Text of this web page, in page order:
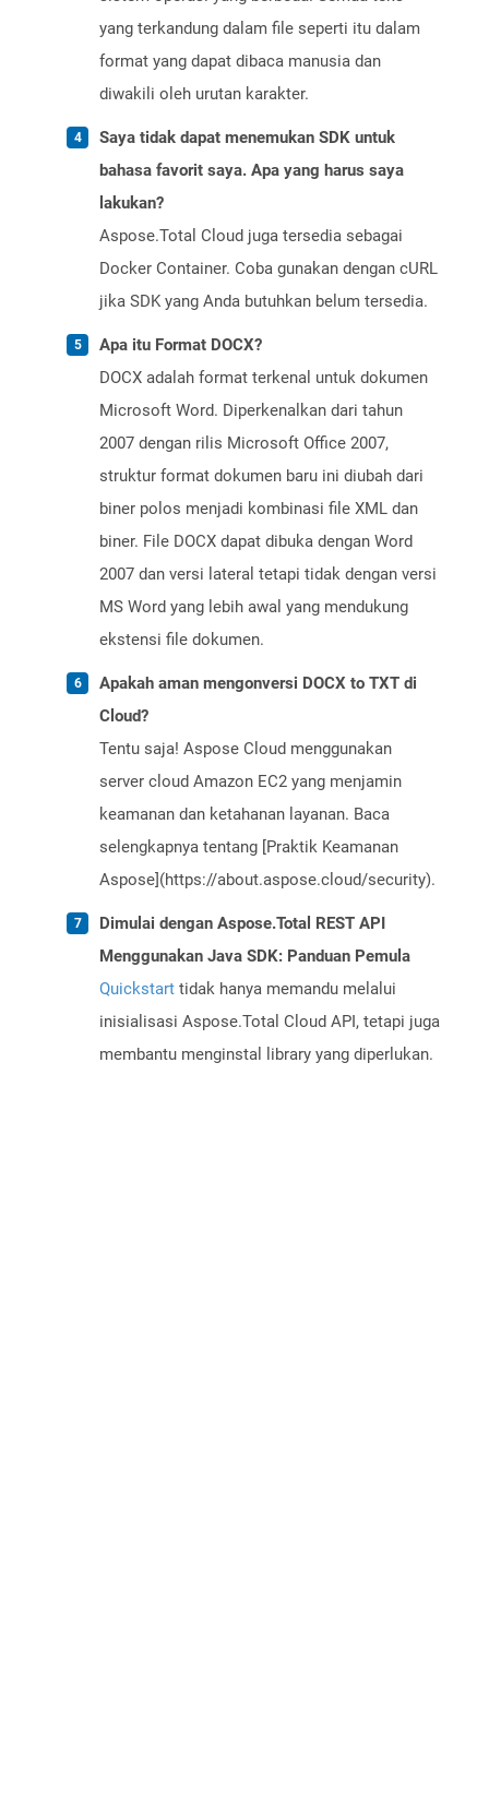
yang terkandung dalam file seperti itu dalam
format yang dapat dibaca manusia dan
diwakili oleh urutan karakter.
Saya tidak dapat menemukan SDK untuk
bahasa favorit saya. Apa yang harus saya
lakukan?
Aspose.Total Cloud juga tersedia sebagai
Docker Container. Coba gunakan dengan cURL
jika SDK yang Anda butuhkan belum tersedia.
Apa itu Format DOCX?
DOCX adalah format terkenal untuk dokumen
Microsoft Word. Diperkenalkan dari tahun
2007 dengan rilis Microsoft Office 2007,
struktur format dokumen baru ini diubah dari
biner polos menjadi kombinasi file XML dan
biner. File DOCX dapat dibuka dengan Word
2007 dan versi lateral tetapi tidak dengan versi
MS Word yang lebih awal yang mendukung
ekstensi file dokumen.
Apakah aman mengonversi DOCX to TXT di
Cloud?
Tentu saja! Aspose Cloud menggunakan
server cloud Amazon EC2 yang menjamin
keamanan dan ketahanan layanan. Baca
selengkapnya tentang [Praktik Keamanan
Aspose](https://about.aspose.cloud/security).
Dimulai dengan Aspose.Total REST API
Menggunakan Java SDK: Panduan Pemula
Quickstart tidak hanya memandu melalui
inisialisasi Aspose.Total Cloud API, tetapi juga
membantu menginstal library yang diperlukan.